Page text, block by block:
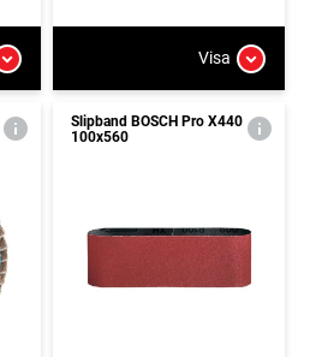
Visa
Slipband BOSCH Pro X440
100x560